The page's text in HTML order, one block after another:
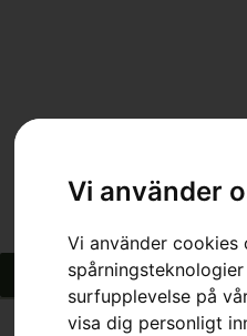
Vi använder
Vi använder cookies
surfupplevelse på
visa dig personligt